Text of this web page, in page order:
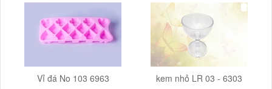
Vỉ đá No 103 6963
kem nhỏ LR 03 - 6303